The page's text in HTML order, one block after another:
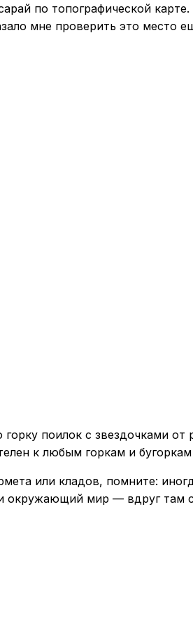
по топографической
мне проверить это место
поилок с звездочками от
к любым горкам и
или кладов, помните:
окружающий мир — вдруг там